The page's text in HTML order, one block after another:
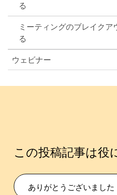
る
ミーティングのブレイク
る
ウェビナー
この投稿記事は役
ありがとうございました